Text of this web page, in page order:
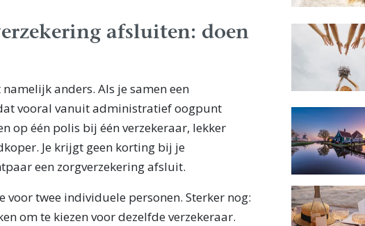
afsluiten: doen
anders. Als je samen een
vooral vanuit administratief oogpunt
op één polis bij één verzekeraar, lekker
Je krijgt geen korting bij je
een zorgverzekering afsluit.
voor twee individuele personen. Sterker nog:
om te kiezen voor dezelfde verzekeraar.